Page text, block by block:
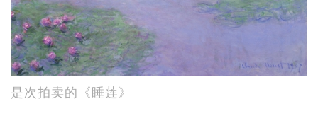
是次拍卖的《睡莲》